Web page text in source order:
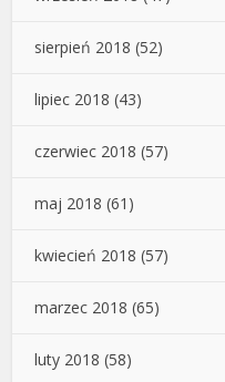
sierpień 2018 (52)
lipiec 2018 (43)
czerwiec 2018 (57)
maj 2018 (61)
kwiecień 2018 (57)
marzec 2018 (65)
luty 2018 (58)